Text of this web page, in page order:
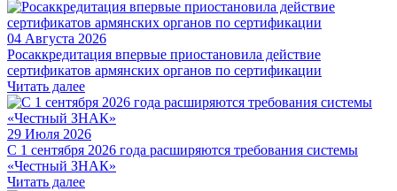
04 Августа 2026
Росаккредитация впервые приостановила действие
сертификатов армянских органов по сертификации
Читать далее
29 Июля 2026
С 1 сентября 2026 года расширяются требования системы
«Честный ЗНАК»
Читать далее